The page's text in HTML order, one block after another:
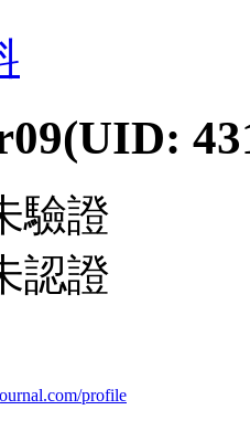
(UID:
驗證
認證
profile